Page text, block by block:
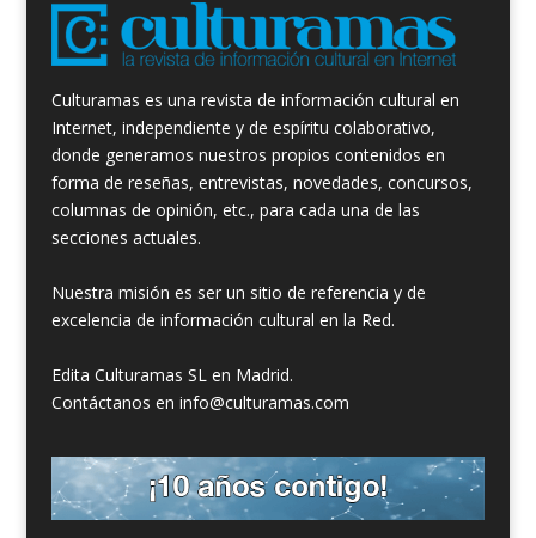
Culturamas es una revista de información cultural en
Internet, independiente y de espíritu colaborativo,
donde generamos nuestros propios contenidos en
forma de reseñas, entrevistas, novedades, concursos,
columnas de opinión, etc., para cada una de las
secciones actuales.
Nuestra misión es ser un sitio de referencia y de
excelencia de información cultural en la Red.
Edita Culturamas SL en Madrid.
Contáctanos en info@culturamas.com